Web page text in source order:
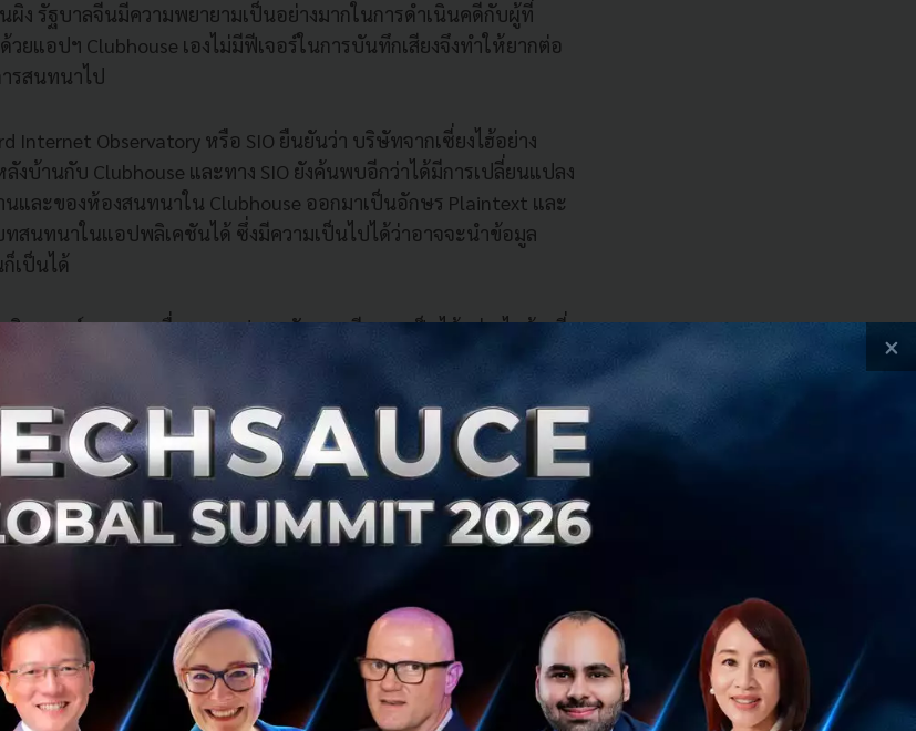
ผิง รัฐบาลจีนมีความพยายามเป็นอย่างมากในการดำเนินคดีกับผู้ที่
ยแอปฯ Clubhouse เองไม่มีฟีเจอร์ในการบันทึกเสียงจึงทำให้ยากต่อ
รสนทนาไป
Internet Observatory หรือ SIO ยืนยันว่า บริษัทจากเซี่ยงไฮ้อย่าง
งบ้านกับ Clubhouse และทาง SIO ยังค้นพบอีกว่าได้มีการเปลี่ยนแปลง
นและของห้องสนทนาใน Clubhouse ออกมาเป็นอักษร Plaintext และ
ทสนทนาในแอปพลิเคชันได้ ซึ่งมีความเป็นไปได้ว่าอาจจะนำข้อมูล
เป็นได้
เคราะห์ของ SIO เรื่องความปลอดภัย และมีความเป็นได้อย่างไรบ้างที่
บหลังบ้านกับ Clubhouse
เซี่ยงไห้ที่มีสำนักงานใหญ่อยู่ที่ Silicon Valley ผู้ให้บริการระบบหลัง
หตุผลที่ทาง SIO วิเคราะห์และคาดว่าจะเป็นไปที่ Data ไปถึงรัฐบาลจีน
วยเหลือและสนับสนุนตามข้อกฎหมายของจีน ซึ่งรวมไปถึงการปกป้อง
ของชาติ ซึ่งถ้ารัฐบาลจีนมองว่าการใช้งาน Clubhouse จะไม่ปลอดภัย
าง Agora จะต้องยินยอมให้ความช่วยเหลือตามกฎหมายในการติดตาม
×